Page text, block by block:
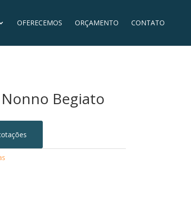
OFERECEMOS ORÇAMENTO CONTATO
Nonno Begiato